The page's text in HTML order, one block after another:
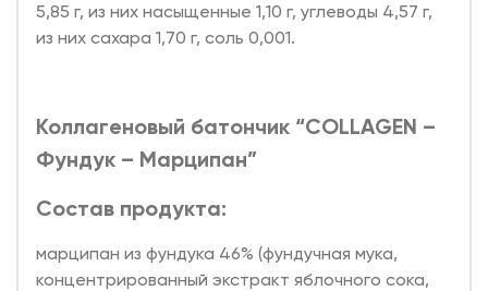
5,85 г, из них насыщенные 1,10 г, углеводы 4,57 г,
из них сахара 1,70 г, соль 0,001.
Коллагеновый батончик “COLLAGEN –
Фундук – Марципан”
Состав продукта:
марципан из фундука 46% (фундучная мука,
концентрированный экстракт яблочного сока,